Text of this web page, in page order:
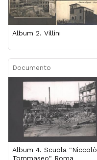
Album 2. Villini
Documento
Album 4. Scuola "Niccolò
Tommaseo" Roma